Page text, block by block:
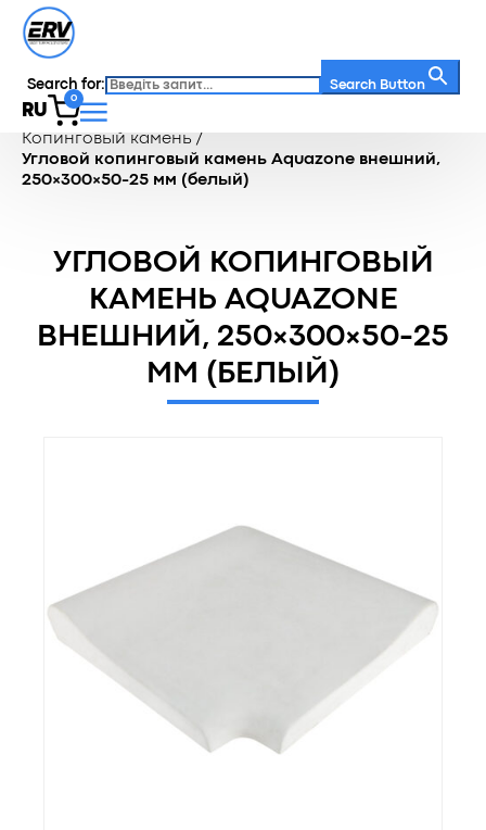
Search for: Search Button
RU
0
Главная / Каталог
Копинговый камень /
Угловой копинговый камень Aquazone внешний,
250×300×50-25 мм (белый)
УГЛОВОЙ КОПИНГОВЫЙ
КАМЕНЬ AQUAZONE
ВНЕШНИЙ, 250×300×50-25
ММ (БЕЛЫЙ)